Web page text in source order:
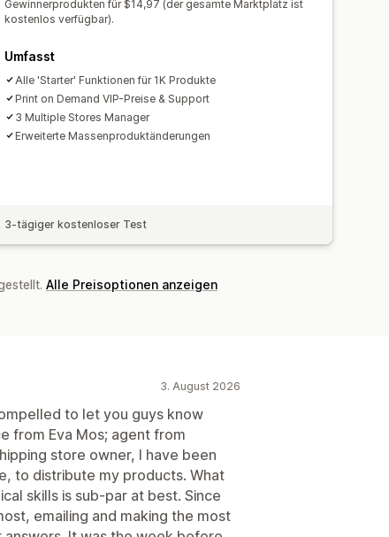
Fulfillment Multiversand
Gewinnerprodukten für $14,97 (der gesamte Marktplatz ist
kostenlos verfügbar).
Umfasst
Alle 'Starter' Funktionen für 1K Produkte
Print on Demand VIP-Preise & Support
3 Multiple Stores Manager
Erweiterte Massenproduktänderungen
3-tägiger kostenloser Test
Alle Preisoptionen anzeigen
3. August 2026
to let you guys know
from Eva Mos; agent from
store owner, I have been
to distribute my products. What
skills is sub-par at best. Since
emailing and making the most